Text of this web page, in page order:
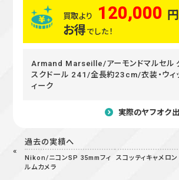
買取より 120,000 円
お得 でした！
Armand Marseille/アーモンドマルセル
スクドール 241/全長約23cm/衣装・ウィ
ィーク
実際のヤフオク
過去の実績へ
Nikon/ニコンSP 35mmフィ
ルムカメラ
スコッティキャメロ